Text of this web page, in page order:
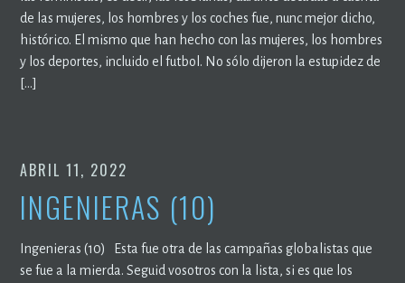
de las mujeres, los hombres y los coches fue, nunc mejor dicho,
histórico. El mismo que han hecho con las mujeres, los hombres
y los deportes, incluido el futbol. No sólo dijeron la estupidez de
[…]
ABRIL 11, 2022
INGENIERAS (10)
Ingenieras (10) Esta fue otra de las campañas globalistas que
se fue a la mierda. Seguid vosotros con la lista, si es que los